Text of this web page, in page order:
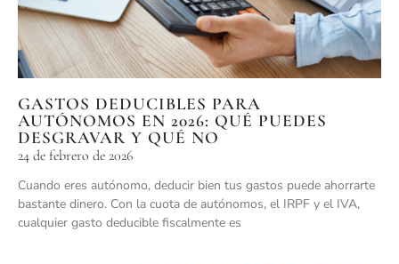
GASTOS DEDUCIBLES PARA
AUTÓNOMOS EN 2026: QUÉ PUEDES
DESGRAVAR Y QUÉ NO
24 de febrero de 2026
Cuando eres autónomo, deducir bien tus gastos puede ahorrarte
bastante dinero. Con la cuota de autónomos, el IRPF y el IVA,
cualquier gasto deducible fiscalmente es